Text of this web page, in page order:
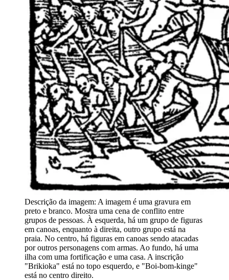
Descrição da imagem: A imagem é uma gravura em
preto e branco. Mostra uma cena de conflito entre
grupos de pessoas. À esquerda, há um grupo de figuras
em canoas, enquanto à direita, outro grupo está na
praia. No centro, há figuras em canoas sendo atacadas
por outros personagens com armas. Ao fundo, há uma
ilha com uma fortificação e uma casa. A inscrição
"Brikioka" está no topo esquerdo, e "Boi-bom-kinge"
está no centro direito.